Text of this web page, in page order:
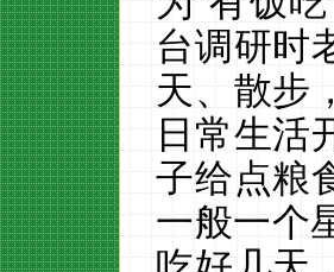
台调研时
天、散步
日常生活
子给点粮
一般一个